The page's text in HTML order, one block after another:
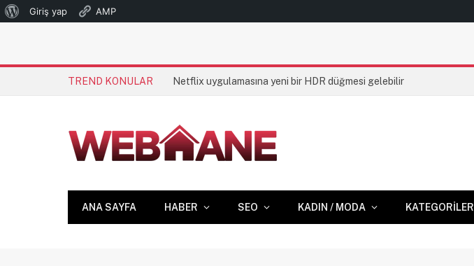
WordPress
Giriş yap AMP
TREND KONULAR Netflix uygulamasına yeni bir HDR düğmesi gelebilir
ANA SAYFA HABER SEO KADIN / MODA KATEGORILER